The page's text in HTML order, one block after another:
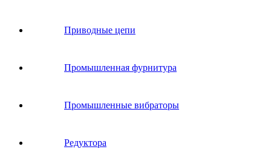
Приводные цепи
Промышленная фурнитура
Промышленные вибраторы
Редуктора